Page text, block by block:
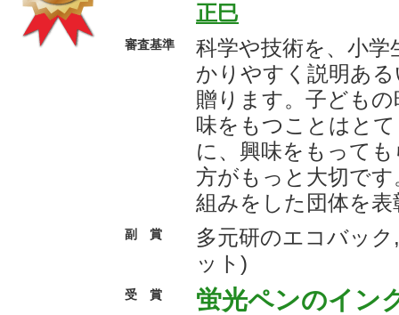
正巳
審査基準
科学や技術を、小
かりやすく説明あ
贈ります。子ども
味をもつことはと
に、興味をもって
方がもっと大切で
組みをした団体を
副 賞
多元研のエコバッ
ット)
受 賞 蛍光ペンのイン